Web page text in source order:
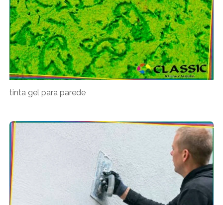
tinta gel para parede